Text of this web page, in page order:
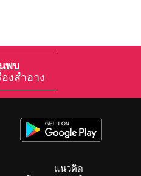
พบ
งสำอาง
แนวคิด